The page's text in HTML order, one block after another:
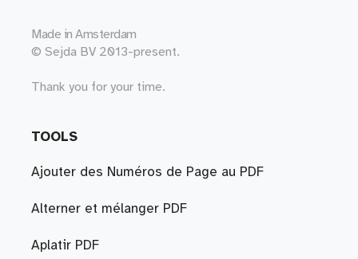
Made in Amsterdam
© Sejda BV 2013-present.
Thank you for your time.
TOOLS
Ajouter des Numéros de Page au PDF
Alterner et mélanger PDF
Aplatir PDF